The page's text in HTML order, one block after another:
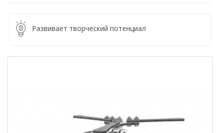
Развивает творческий потенциал